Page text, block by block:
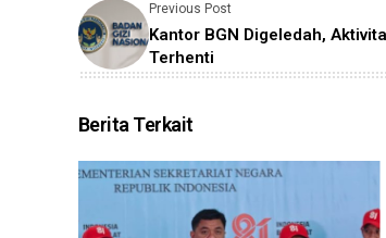
Previous Post
Kantor BGN Digeledah,
Terhenti
Berita Terkait